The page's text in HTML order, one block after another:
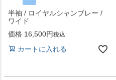
半袖 / ロイヤルシャンブレー /
ワイド
価格 16,500 税込
カートに入れる